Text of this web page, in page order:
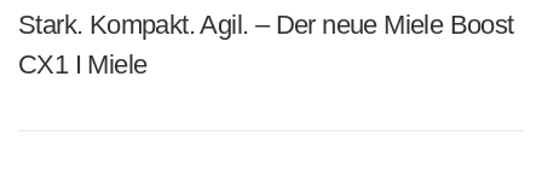
Stark. Kompakt. Agil. – Der neue Miele Boost
CX1 I Miele